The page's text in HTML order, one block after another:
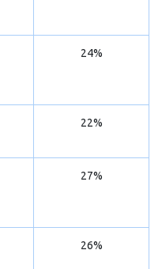
24%
22%
27%
26%